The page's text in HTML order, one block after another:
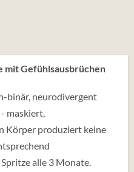
mit Gefühlsausbrüchen
binär, neurodivergent
maskiert,
Körper produziert keine
alle 3 Monate.